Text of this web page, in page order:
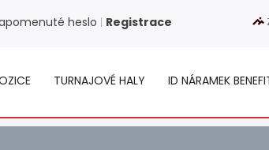
heslo | Registrace
TURNAJOVÉ HALY ID NÁRAMEK